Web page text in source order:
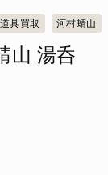
具買取 河村蜻山
山 湯呑